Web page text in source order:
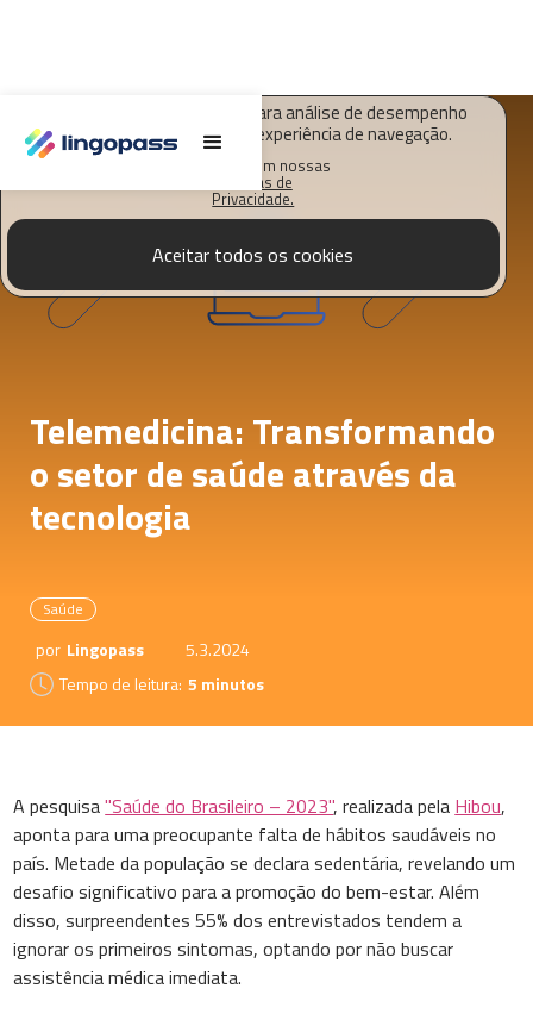
O Lingopass utiliza cookies para análise de desempenho
deste site e melhorar sua experiência de navegação.
Saiba mais em nossas
Políticas de
Privacidade.
Aceitar todos os cookies
Telemedicina: Transformando
o setor de saúde através da
tecnologia
Saúde
por Lingopass
5.3.2024
Tempo de leitura: 5 minutos
A pesquisa"Saúde do Brasileiro – 2023", realizada pela Hibou,
aponta para uma preocupante falta de hábitos saudáveis no
país. Metade da população se declara sedentária, revelando um
desafio significativo para a promoção do bem-estar. Além
disso, surpreendentes 55% dos entrevistados tendem a
ignorar os primeiros sintomas, optando por não buscar
assistência médica imediata.